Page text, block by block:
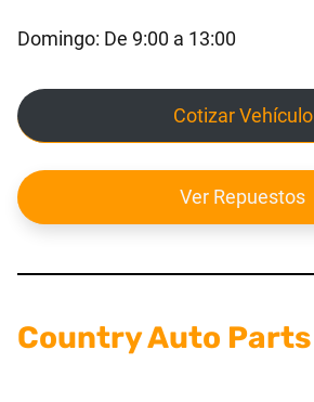
Domingo: De 9:00 a 13:00
Cotizar Vehículo
Ver Repuestos
Country Auto Parts